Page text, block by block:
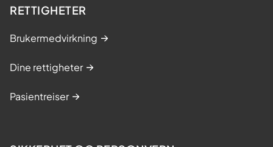
RETTIGHETER
Brukermedvirkning
Dine rettigheter
Pasientreiser